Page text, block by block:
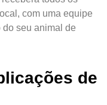
com uma equipe
seu animal de
de